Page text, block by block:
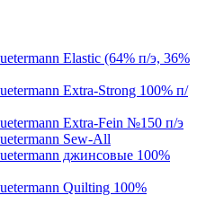
Elastic (64% п/э, 36%
Extra-Strong 100% п/
Extra-Fein №150 п/э
Sew-All
джинсовые 100%
Quilting 100%